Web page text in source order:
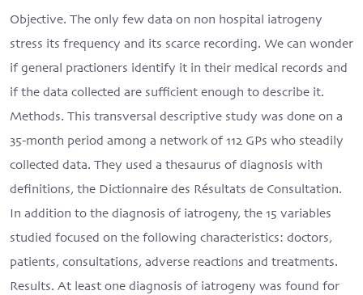
Objective. The only few data on non hospital iatrogeny
stress its frequency and its scarce recording. We can wonder
if general practioners identify it in their medical records and
if the data collected are sufficient enough to describe it.
Methods. This transversal descriptive study was done on a
35-month period among a network of 112 GPs who steadily
collected data. They used a thesaurus of diagnosis with
definitions, the Dictionnaire des Résultats de Consultation.
In addition to the diagnosis of iatrogeny, the 15 variables
studied focused on the following characteristics: doctors,
patients, consultations, adverse reactions and treatments.
Results. At least one diagnosis of iatrogeny was found for